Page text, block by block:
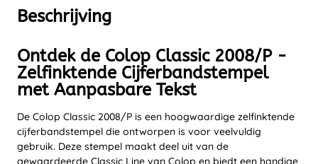
Beschrijving
Ontdek de Colop Classic 2008/P -
Zelfinktende Cijferbandstempel
met Aanpasbare Tekst
De Colop Classic 2008/P is een hoogwaardige zelfinktende
cijferbandstempel die ontworpen is voor veelvuldig
gebruik. Deze stempel maakt deel uit van de
gewaardeerde Classic Line van Colop en biedt een handige